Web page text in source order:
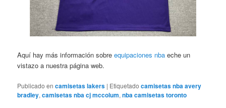
Aquí hay más información sobreequipaciones nba eche un
vistazo a nuestra página web.
Publicado en camisetas lakers | Etiquetado camisetas nba avery
bradley,camisetas nba cj mccolum,nba camisetas toronto